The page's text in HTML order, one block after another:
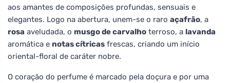
aos amantes de composições profundas, sensuais e
elegantes. Logo na abertura, unem-se o raro açafrão, a
rosa aveludada, o musgo de carvalho terroso, a lavanda
aromática e notas cítricas frescas, criando um início
oriental-floral de caráter nobre.
O coração do perfume é marcado pela doçura e por uma